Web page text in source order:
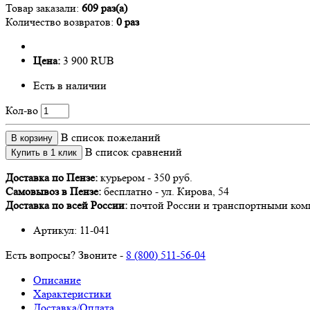
Товар заказали: 609 раз(а)
Количество возвратов: 0 раз
Цена: 3 900 RUB
Есть в наличии
Кол-во
В корзину В список пожеланий
Купить в 1 клик
В список сравнений
Доставка по Пензе: курьером - 350 руб.
Самовывоз в Пензе: бесплатно - ул. Кирова, 54
Доставка по всей России: почтой России и транспортными
Артикул: 11-041
Есть вопросы? Звоните - 8 (800) 511-56-04
Описание
Характеристики